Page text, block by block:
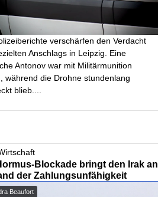
verschärfen den Verdacht
Anschlags in Leipzig. Eine
Antonov war mit Militärmunition
während die Drohne stundenlang
blieb....
Blockade bringt den Irak an
der Zahlungsunfähigkeit
Beaufort